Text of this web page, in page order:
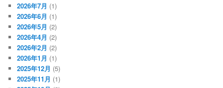
2026年7月 (1)
2026年6月 (1)
2026年5月 (2)
2026年4月 (2)
2026年2月 (2)
2026年1月 (1)
2025年12月 (5)
2025年11月 (1)